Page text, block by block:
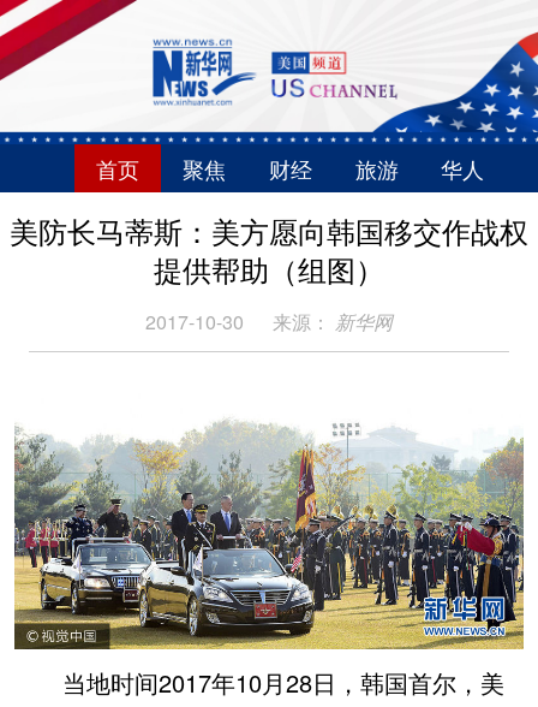
首页 聚焦 财经 旅游 华人
美防长马蒂斯：美方愿向韩国移交作战权
提供帮助（组图）
2017-10-30 来源： 新华网
当地时间2017年10月28日，韩国首尔，美